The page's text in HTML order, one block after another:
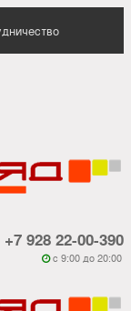
+7 928 22-00-390
 c 9:00 до 20:00